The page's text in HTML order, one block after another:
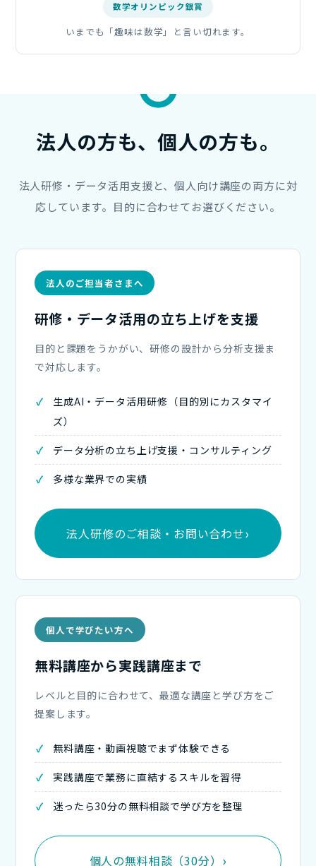
数学オリンピック銀賞
いまでも「趣味は数学」と言い切れます。
法人の方も、個人の方も。
法人研修・データ活用支援と、個人向け講座の両方に対
応しています。目的に合わせてお選びください。
法人のご担当者さまへ
研修・データ活用の立ち上げを支援
目的と課題をうかがい、研修の設計から分析支援ま
で対応します。
生成AI・データ活用研修（目的別にカスタマイ
ズ）
データ分析の立ち上げ支援・コンサルティング
多様な業界での実績
法人研修のご相談・お問い合わせ
個人で学びたい方へ
無料講座から実践講座まで
レベルと目的に合わせて、最適な講座と学び方をご
提案します。
無料講座・動画視聴でまず体験できる
実践講座で業務に直結するスキルを習得
迷ったら30分の無料相談で学び方を整理
個人の無料相談（30分）